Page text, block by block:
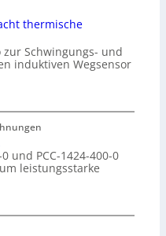
thermische
Schwingungs- und
induktiven Wegsensor
und PCC-1424-400-0
leistungsstarke